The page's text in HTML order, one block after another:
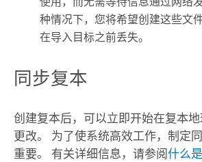
种情况下，您将希望创建这些文
在导入目标之前丢失。
同步复本
创建复本后，可以立即开始在复本
更改。 为了使系统高效工作，制定
重要。 有关详细信息，请参阅什么